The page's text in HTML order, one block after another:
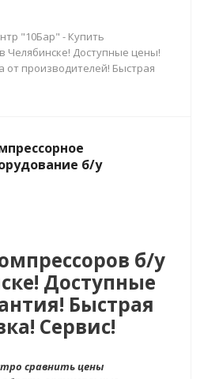
"10Бар" - Купить
Челябинске! Доступные цены!
от производителей! Быстрая
б/у
б/у
Доступные
Быстрая
Сервис!
сравнить цены